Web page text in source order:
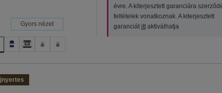
Gyors nézet
évre. A kiterjesztett garanciára
feltételek vonatkoznak. A kiterjesztett
garanciát ittaktiválhatja